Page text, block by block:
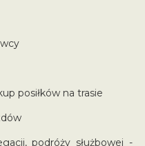
posiłków na trasie
podróży służbowej -